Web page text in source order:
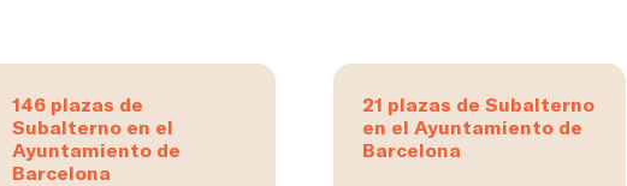
146 plazas de
Subalterno en el
Ayuntamiento de
Barcelona
21 plazas de Subalterno
en el Ayuntamiento de
Barcelona